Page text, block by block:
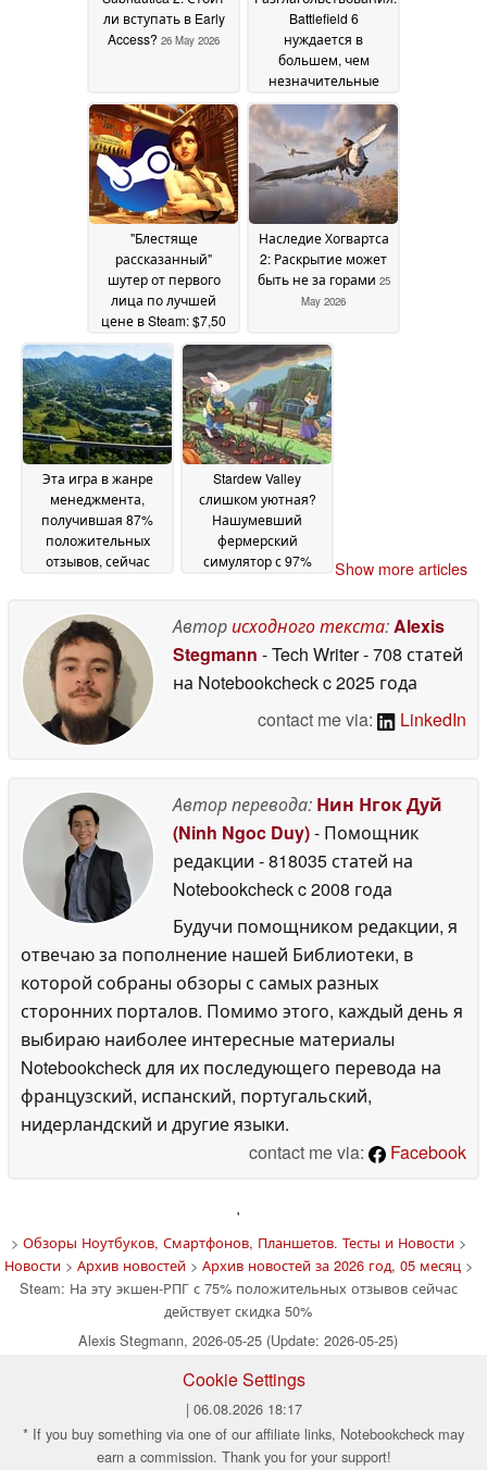
ли вступать в Early
Access? 26 May 2026
Battlefield 6
нуждается в
большем, чем
незначительные
исправления QoL25
May 2026
"Блестяще
рассказанный"
шутер от первого
лица по лучшей
цене в Steam: $7,50
вместо $30
25 May 2026
Наследие Хогвартса
2: Раскрытие может
быть не за горами 25
May 2026
Эта игра в жанре
менеджмента,
получившая 87%
положительных
отзывов, сейчас
May 2026
Stardew Valley
слишком уютная?
Нашумевший
фермерский
симулятор с 97%
возвращается к
своей лучшей цене в
Steam23 May 2026
Show more articles
Авторисходного текста:Alexis
Stegmann - Tech Writer- 708 статей
на Notebookcheckc 2025 года
contact me via:
LinkedIn
Автор перевода: Нин Нгок Дуй
(Ninh Ngoc Duy)- Помощник
редакции - 818035 статей на
Notebookcheckc 2008 года
Будучи помощником редакции, я
отвечаю за пополнение нашей Библиотеки, в
которой собраны обзоры с самых разных
сторонних порталов. Помимо этого, каждый день я
выбираю наиболее интересные материалы
Notebookcheck для их последующего перевода на
французский, испанский, португальский,
нидерландский и другие языки.
contact me via:
Facebook
'
> Обзоры Ноутбуков, Смартфонов, Планшетов. Тесты и Новости>
Новости> Архив новостей> Архив новостей за 2026 год, 05 месяц>
Steam: На эту экшен-РПГ с 75% положительных отзывов сейчас
действует скидка 50%
Alexis Stegmann, 2026-05-25 (Update: 2026-05-25)
Cookie Settings
| 06.08.2026 18:17
* If you buy something via one of our affiliate links, Notebookcheck may
earn a commission. Thank you for your support!